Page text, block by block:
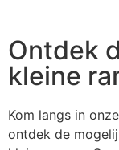
Ontdek
kleine
Kom langs in
ontdek de